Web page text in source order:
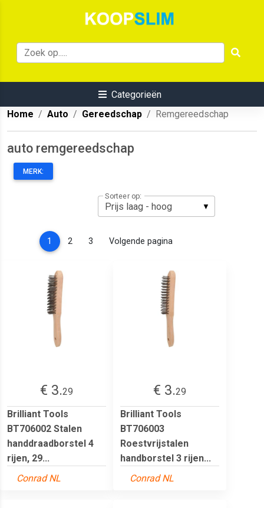
Categorieën
Home
Auto Gereedschap Remgereedschap
auto remgereedschap
MERK:
Sorteer op:
1 (current)
2 3 Volgende pagina
€ 3.29
Brilliant Tools
BT706002 Stalen
handdraadborstel 4
rijen, 29...
Conrad NL
€ 3.29
Brilliant Tools
BT706003
Roestvrijstalen
handborstel 3 rijen...
Conrad NL